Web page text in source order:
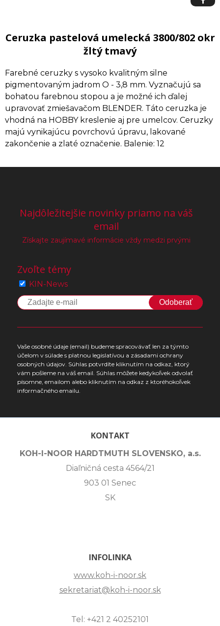
Ceruzka pastelová umelecká 3800/802 okr
žltý tmavý
Farebné ceruzky s vysoko kvalitným silne
pigmentovaným jadrom O - 3,8 mm. Vyznačujú sa
bohatou farebnou stopou a je možné ich ďalej
upravovať zmiešavačom BLENDER. Táto ceruzka je
vhodná na HOBBY kreslenie aj pre umelcov. Ceruzky
majú vynikajúcu povrchovú úpravu, lakované
zakončenie a zlaté označenie. Balenie: 12
Najdôležitejšie novinky priamo na váš
email
Získajte zaujímavé informácie vždy medzi prvými
Zvoľte témy
KIN-News
Odoberať
Vaše osobné údaje (email) budeme spracovávať len za týmto
účelom v súlade s platnou legislatívou a zásadami ochrany
osobných údajov. Súhlas potvrdíte kliknutím na odkaz, ktorý
vám pošleme na váš email. Súhlas môžete kedykoľvek odvolať
písomne, emailom alebo kliknutím na odkaz z ktoréhokoľvek
informačného emailu.
KONTAKT
KOH-I-NOOR HARDTMUTH SLOVENSKO, a.s.
Diaľničná cesta 4564/21
903 01 Senec
SK
INFOLINKA
www.koh-i-noor.sk
sekretariat@koh-i-noor.sk
Tel: +421 2 40252101